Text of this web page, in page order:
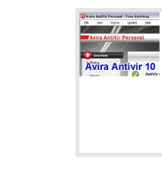
HASIL PENCARIAN